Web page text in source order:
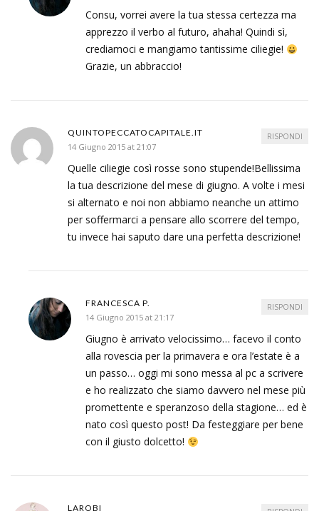
Consu, vorrei avere la tua stessa certezza ma
apprezzo il verbo al futuro, ahaha! Quindi sì,
crediamoci e mangiamo tantissime ciliegie!
Grazie, un abbraccio!
QUINTOPECCATOCAPITALE.IT
14 Giugno 2015 at 21:07
Quelle ciliegie così rosse sono stupende!Bellissima
la tua descrizione del mese di giugno. A volte i mesi
si alternato e noi non abbiamo neanche un attimo
per soffermarci a pensare allo scorrere del tempo,
tu invece hai saputo dare una perfetta descrizione!
RISPONDI
FRANCESCA P.
14 Giugno 2015 at 21:17
Giugno è arrivato velocissimo… facevo il conto
alla rovescia per la primavera e ora l’estate è a
un passo… oggi mi sono messa al pc a scrivere
e ho realizzato che siamo davvero nel mese più
promettente e speranzoso della stagione… ed è
nato così questo post! Da festeggiare per bene
con il giusto dolcetto!
RISPONDI
LAROBI